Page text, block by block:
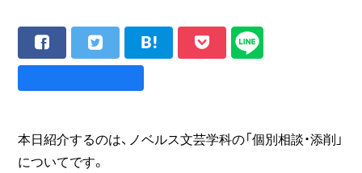
本日紹介するのは、ノベルス文芸学科の「個別相談・添削」
についてです。